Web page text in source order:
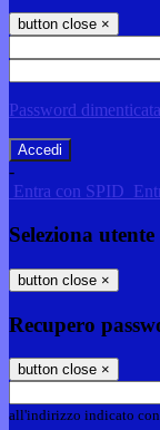
button close ×
Password
-
Entra con SPID
Seleziona utente
button close ×
Recupero
button close ×
all'indirizzo indicato